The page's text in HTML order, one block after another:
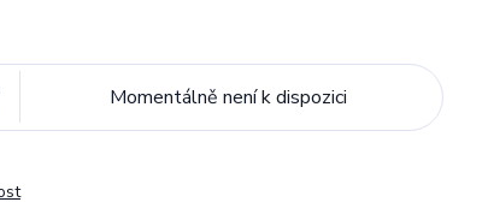
Momentálně není k dispozici